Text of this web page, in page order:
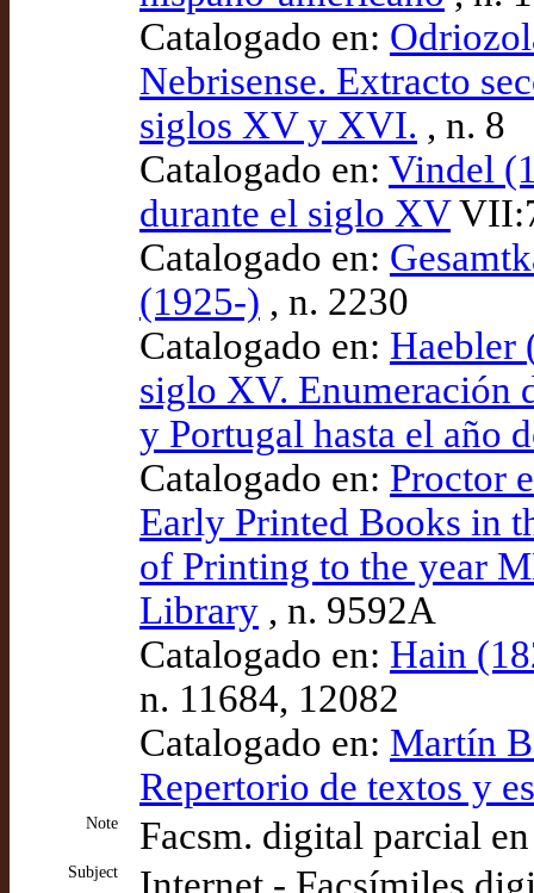
Catalogado en:
Nebrisense. Extracto
siglos XV y XVI. , n. 8
Catalogado en: Vindel
durante el siglo XV
Catalogado en:
(1925-) , n. 2230
Catalogado en: Haebler
siglo XV. Enumeración
y Portugal hasta el año
Catalogado en: Proctor
Early Printed Books in
of Printing to the year
Library , n. 9592A
Catalogado en: Hain
n. 11684, 12082
Catalogado en: Martín
Repertorio de textos y
Note Facsm. digital parcial
Subject